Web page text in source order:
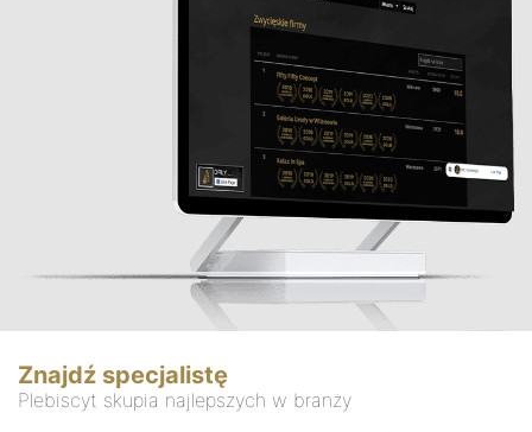
Znajdź specjalistę
Plebiscyt skupia najlepszych w branży